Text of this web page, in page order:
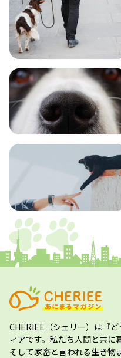
おでかけ
エンタメ
コラム
CHERIEE（シェリー） は『
ィアです。私たち人間と共に
そして家畜と言われる生き物